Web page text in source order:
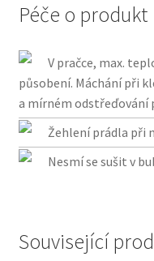
Péče o produkt
V pračce, max.
působení. Máchání při
a mírném odstřeďování
Žehlení prádla při
Nesmí se sušit v
Související